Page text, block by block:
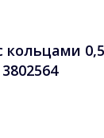
кольцами